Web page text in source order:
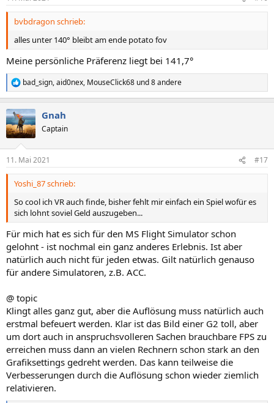
e
n
bvbdragon schrieb:
alles unter 140° bleibt am ende potato fov
Meine persönliche Präferenz liegt bei 141,7°
R
e
k
t
i
e
n
bad_sign,aid0nex, MouseClick68 und 8 andere
Gnah
Captain
11. Mai 2021 #17
Yoshi_87 schrieb:
So cool ich VR auch finde, bisher fehlt mir einfach ein Spiel wofür es
sich lohnt soviel Geld auszugeben...
Für mich hat es sich für den MS Flight Simulator schon
gelohnt - ist nochmal ein ganz anderes Erlebnis. Ist aber
natürlich auch nicht für jeden etwas. Gilt natürlich genauso
für andere Simulatoren, z.B. ACC.
@ topic
Klingt alles ganz gut, aber die Auflösung muss natürlich auch
erstmal befeuert werden. Klar ist das Bild einer G2 toll, aber
um dort auch in anspruchsvolleren Sachen brauchbare FPS zu
erreichen muss dann an vielen Rechnern schon stark an den
Grafiksettings gedreht werden. Das kann teilweise die
Verbesserungen durch die Auflösung schon wieder ziemlich
relativieren.